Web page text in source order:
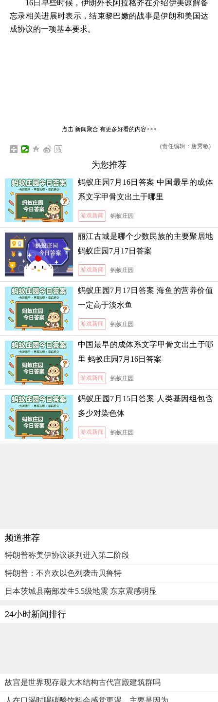
16日早些时候，伊朗外长阿拉格齐在介绍伊美谅解备
忘录相关进展时表示，结束黎巴嫩的战事是伊朗和美国达
成协议的一项基本要求。
点击 新闻聚合有更多好看的内容>>>
(责任编辑：唐秀敏)
为您推荐
蚂蚁庄园7月16日答案 中国最早的成体
系文字甲骨文出土于哪里
游戏新闻 蚂蚁庄园
丽江古城是哪个少数民族的主要聚居地
蚂蚁庄园7月17日答案
游戏新闻 蚂蚁庄园
蚂蚁庄园7月17日答案 海鱼的营养价值
一定高于淡水鱼
游戏新闻 蚂蚁庄园
中国最早的成体系文字甲骨文出土于哪
里 蚂蚁庄园7月16日答案
游戏新闻 蚂蚁庄园
蚂蚁庄园7月15日答案 人类基因组包含
多少对染色体
游戏新闻 蚂蚁庄园
频道推荐
特朗普称美伊协议谈判进入第二阶段
特朗普：不喜欢以色列袭击贝鲁特
日本茨城县南部发生5.5级地震 东京震感明显
24小时新闻排行
故宫是世界现存最大木结构古代宫殿建筑群吗
人在口渴时喝碳酸饮料会感觉更渴，主要是因为